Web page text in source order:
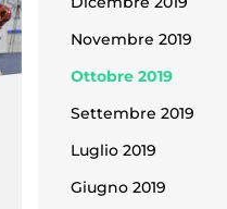
Novembre 2019
Ottobre 2019
Settembre 2019
Luglio 2019
Giugno 2019